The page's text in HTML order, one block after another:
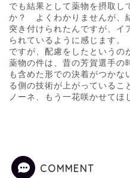
でも結果として薬物を摂取し
か？ よくわかりませんが、
突き付けられたんですが、イ
られているように感じます
ですが、配慮をしたという
薬物の件は、昔の芳賀選手の
も含めた形での決着がつか
る側の技術が上がっている
ノーネ、もう一花咲かせてほ
COMMENT